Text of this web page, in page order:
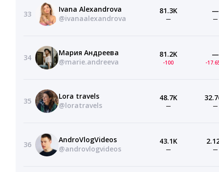
33
Ivana Alexandrova
@ivanaalexandrova
81.3K
—
—
—
34
Мария Андреева
@marie.andreeva
81.2K
-100
—
-
35
Lora travels
@loratravels
48.7K
— —
36
AndroVlogVideos
@androvlogvideos
43.1K
— —